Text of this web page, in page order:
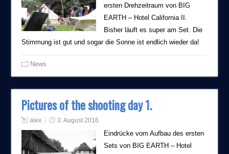
ersten Drehzeitraum von BIG
EARTH – Hotel California II.
Bisher läuft es super am Set. Die
Stimmung ist gut und sogar die Sonne ist endlich wieder da!
News
Pictures of the shooting day 1.
alex 3. August 2016
Eindrücke vom Aufbau des ersten
Sets von BIG EARTH – Hotel